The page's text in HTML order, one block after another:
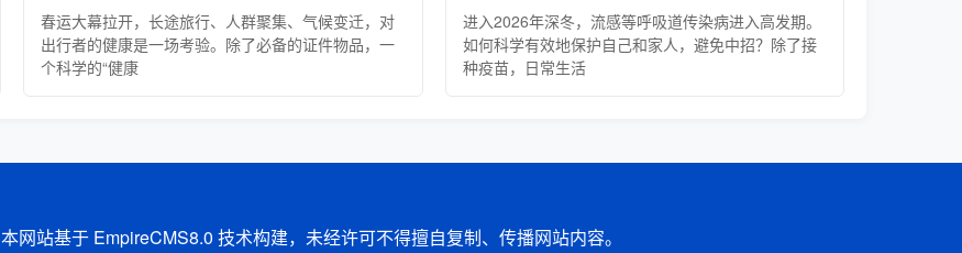
春运大幕拉开，长途旅行、人群聚集、气候变迁，对
出行者的健康是一场考验。除了必备的证件物品，一
个科学的“健康
进入2026年深冬，流感等呼吸道传染病进入高发期。
如何科学有效地保护自己和家人，避免中招？除了接
种疫苗，日常生活
本网站基于 EmpireCMS8.0 技术构建，未经许可不得擅自复制、传播网站内容。